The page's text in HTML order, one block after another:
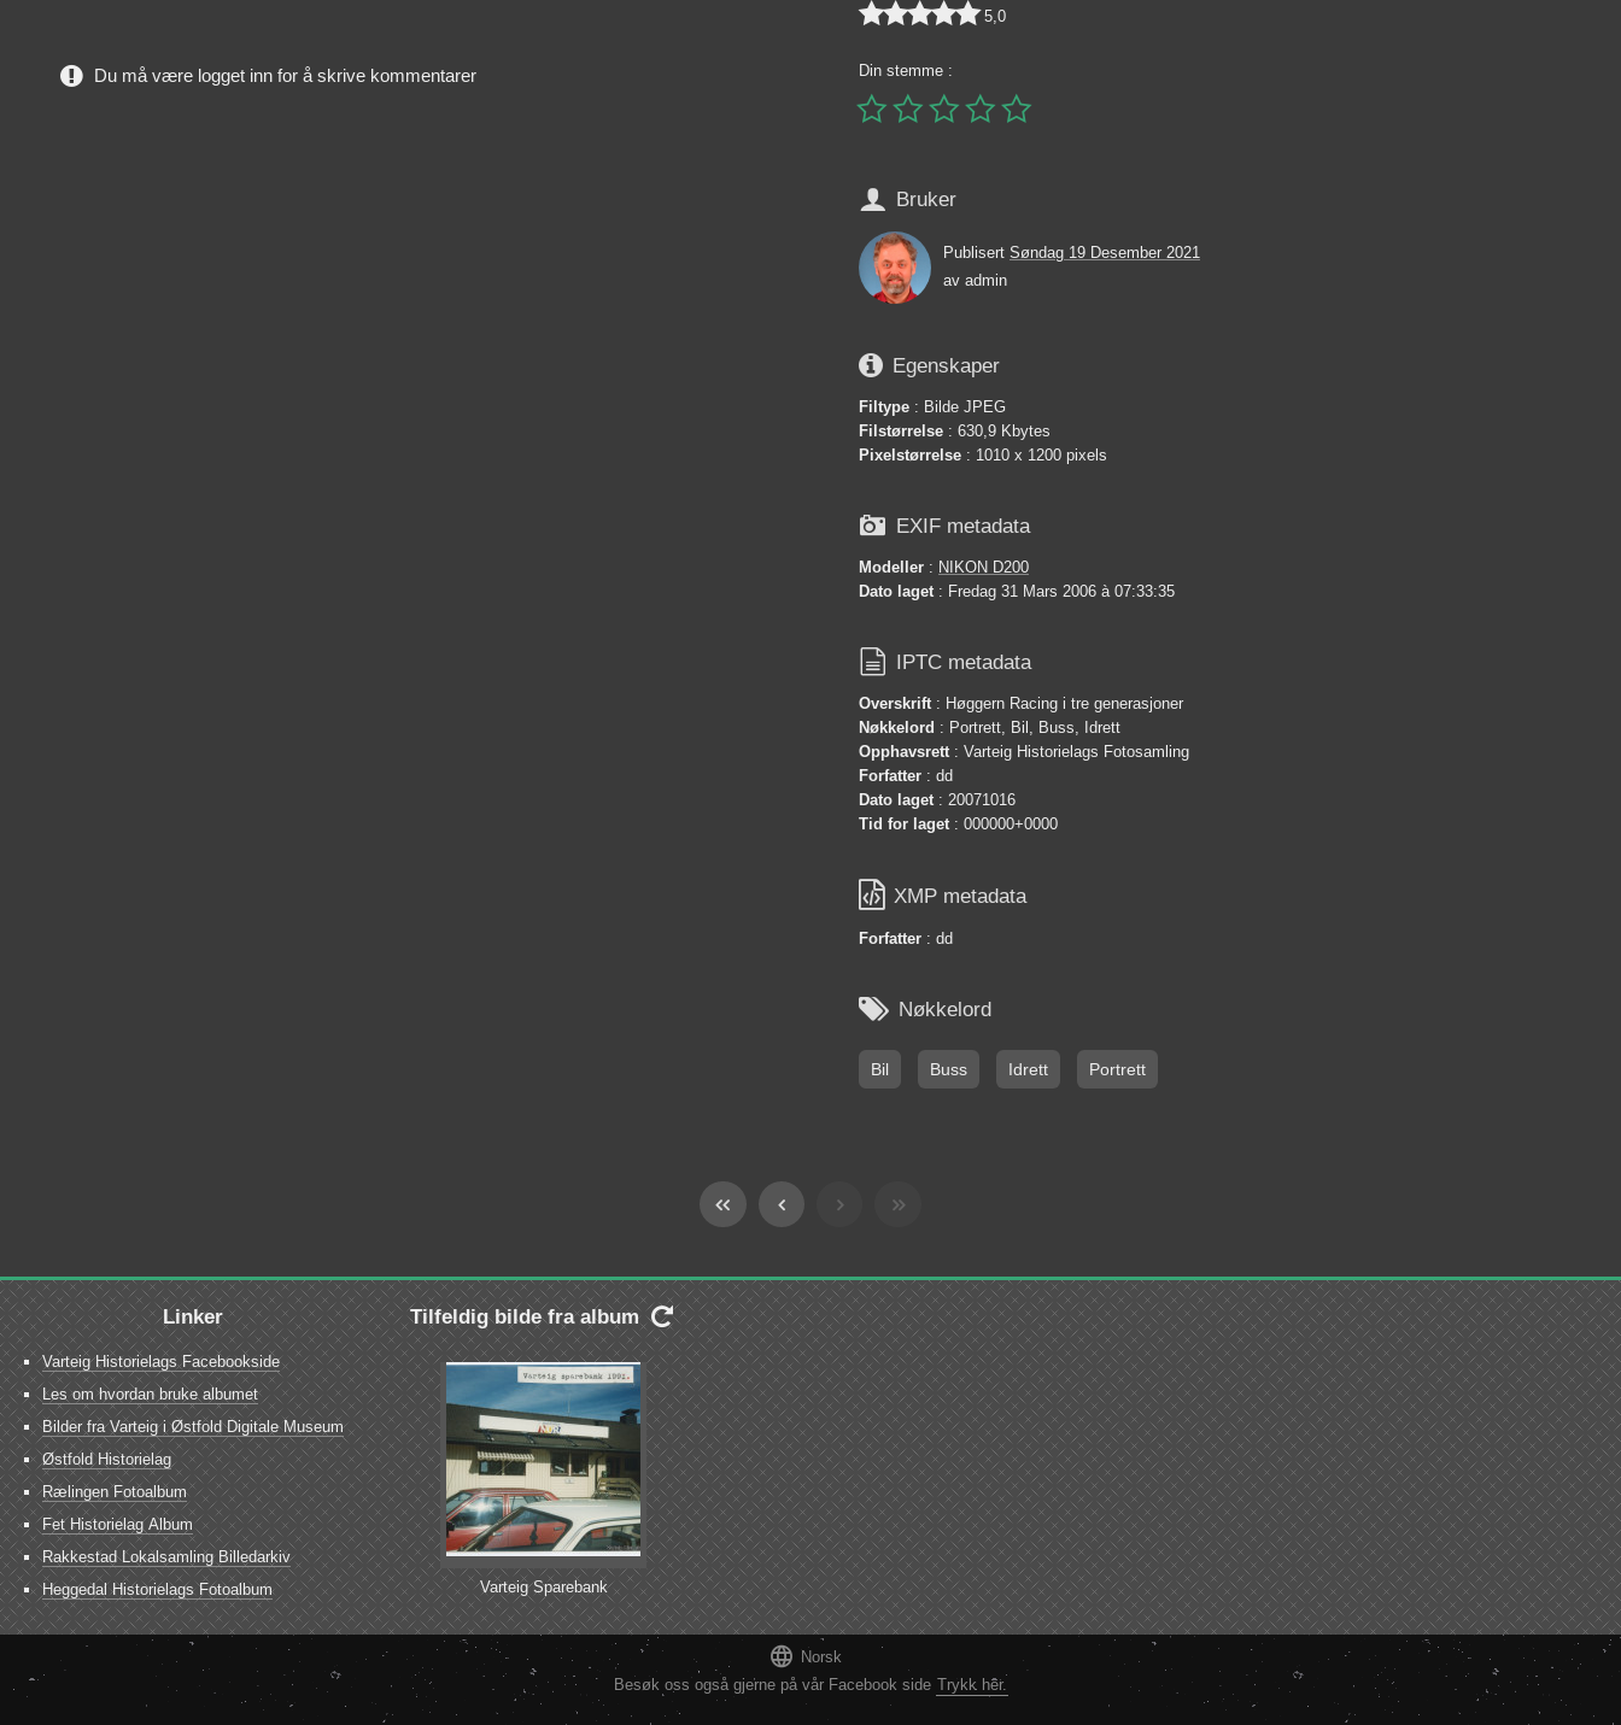
 5,0
Din stemme :

 Bruker
Publisert Søndag 19 Desember 2021
av admin
 Egenskaper
Filtype : Bilde JPEG
Filstørrelse : 630,9 Kbytes
Pixelstørrelse : 1010 x 1200 pixels
 EXIF metadata
Modeller : NIKON D200
Dato laget: Fredag 31 Mars 2006 à 07:33:35
 IPTC metadata
Overskrift: Høggern Racing i tre generasjoner
Nøkkelord : Portrett, Bil, Buss, Idrett
Opphavsrett: Varteig Historielags Fotosamling
Forfatter : dd
Dato laget: 20071016
Tid for laget: 000000+0000
 XMP metadata
Forfatter : dd
 Nøkkelord
Bil Buss Idrett Portrett
Du må være logget inn for å skrive kommentarer
Linker
Varteig Historielags Facebookside
Les om hvordan bruke albumet
Bilder fra Varteig i Østfold Digitale Museum
Østfold Historielag
Rælingen Fotoalbum
Fet Historielag Album
Rakkestad Lokalsamling Billedarkiv
Heggedal Historielags Fotoalbum
Tilfeldig bilde fra album 
Varteig Sparebank
 Norsk
Besøk oss også gjerne på vår Facebook side Trykk her.